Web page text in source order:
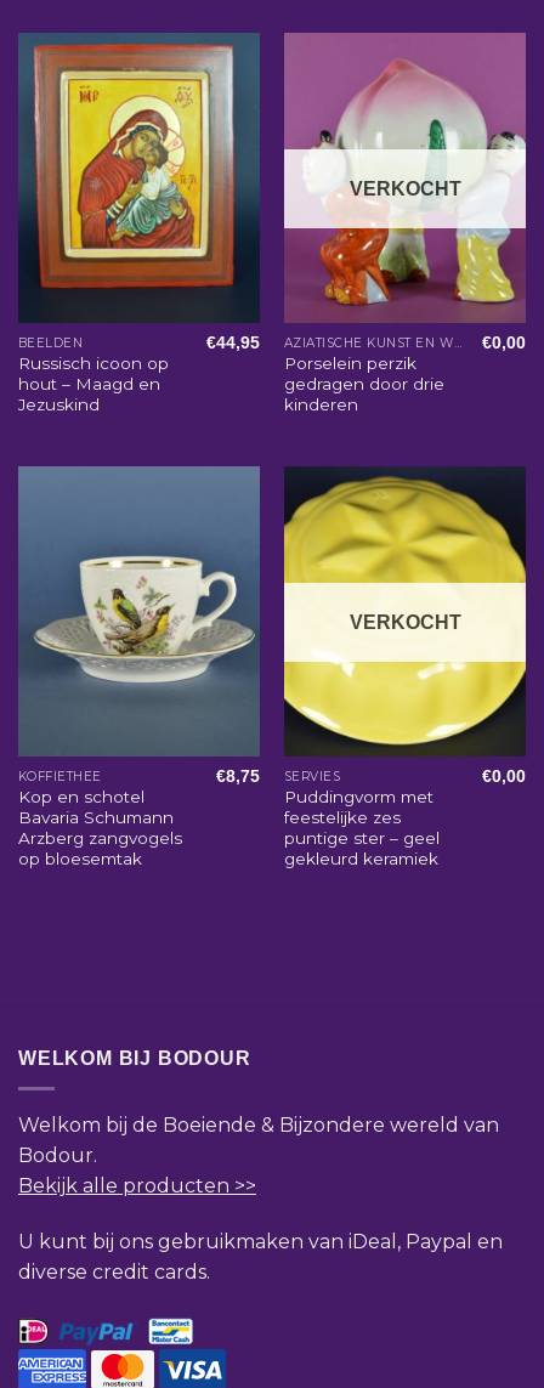
BEELDEN
Russisch icoon op
hout – Maagd en
Jezuskind
€44,95
VERKOCHT
Porselein perzik
gedragen door drie
kinderen
€0,00
KOFFIETHEE
Kop en schotel
Bavaria Schumann
Arzberg zangvogels
op bloesemtak
€8,75
VERKOCHT
SERVIES
Puddingvorm met
feestelijke zes
puntige ster – geel
gekleurd keramiek
€0,00
WELKOM BIJ BODOUR
Welkom bij de Boeiende & Bijzondere wereld van
Bodour.
Bekijk alle producten >>
U kunt bij ons gebruikmaken van iDeal, Paypal en
diverse credit cards.